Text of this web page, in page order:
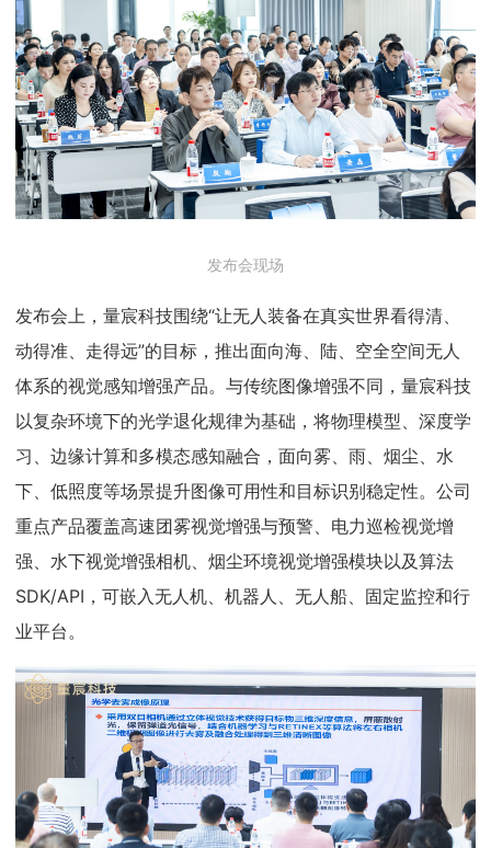
发布会现场
发布会上，量宸科技围绕“让无人装备在真实世界看得清、
动得准、走得远”的目标，推出面向海、陆、空全空间无人
体系的视觉感知增强产品。与传统图像增强不同，量宸科技
以复杂环境下的光学退化规律为基础，将物理模型、深度学
习、边缘计算和多模态感知融合，面向雾、雨、烟尘、水
下、低照度等场景提升图像可用性和目标识别稳定性。公司
重点产品覆盖高速团雾视觉增强与预警、电力巡检视觉增
强、水下视觉增强相机、烟尘环境视觉增强模块以及算法
SDK/API，可嵌入无人机、机器人、无人船、固定监控和行
业平台。